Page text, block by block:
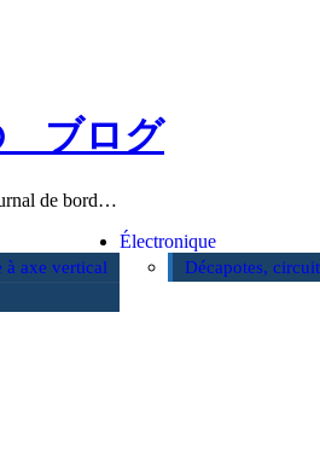
ブログ
de bord…
à axe vertical
Électronique
Décapotes,